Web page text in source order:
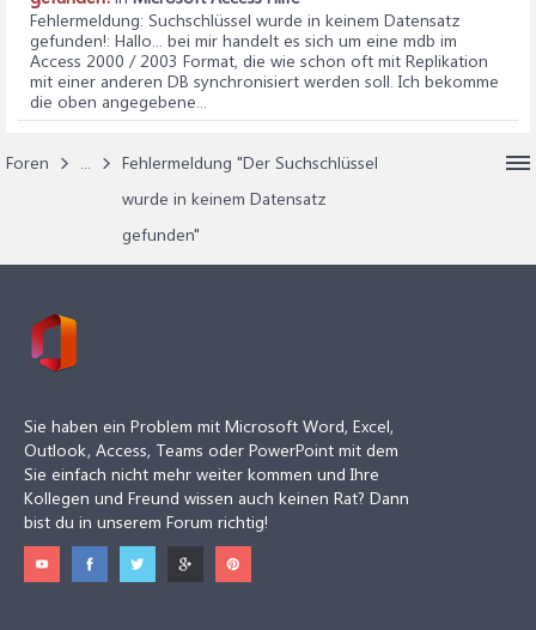
Fehlermeldung: Suchschlüssel wurde in keinem Datensatz
gefunden!: Hallo... bei mir handelt es sich um eine mdb im
Access 2000 / 2003 Format, die wie schon oft mit Replikation
mit einer anderen DB synchronisiert werden soll. Ich bekomme
die oben angegebene...
Foren ...
Fehlermeldung "Der Suchschlüssel
wurde in keinem Datensatz
gefunden"
Sie haben ein Problem mit Microsoft Word, Excel,
Outlook, Access, Teams oder PowerPoint mit dem
Sie einfach nicht mehr weiter kommen und Ihre
Kollegen und Freund wissen auch keinen Rat? Dann
bist du in unserem Forum richtig!